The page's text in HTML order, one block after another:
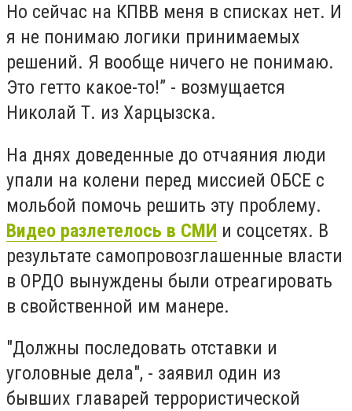
Но сейчас на КПВВ меня в списках нет. И
я не понимаю логики принимаемых
решений. Я вообще ничего не понимаю.
Это гетто какое-то!” - возмущается
Николай Т. из Харцызска.
На днях доведенные до отчаяния люди
упали на колени перед миссией ОБСЕ с
мольбой помочь решить эту проблему.
Видео разлетелось в СМИ и соцсетях. В
результате самопровозглашенные власти
в ОРДО вынуждены были отреагировать
в свойственной им манере.
"Должны последовать отставки и
уголовные дела", - заявил один из
бывших главарей террористической